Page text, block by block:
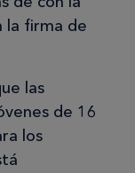
la firma de
las
de 16
los